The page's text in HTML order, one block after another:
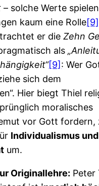
– solche Werte
kaum eine Rolle[9]
er dieZehn
als
[9] : Wer
sich dem
Hier biegt Thiel
moralisches
vor Gott fordern,
Individualismus und
um.
Originallehre: Peter